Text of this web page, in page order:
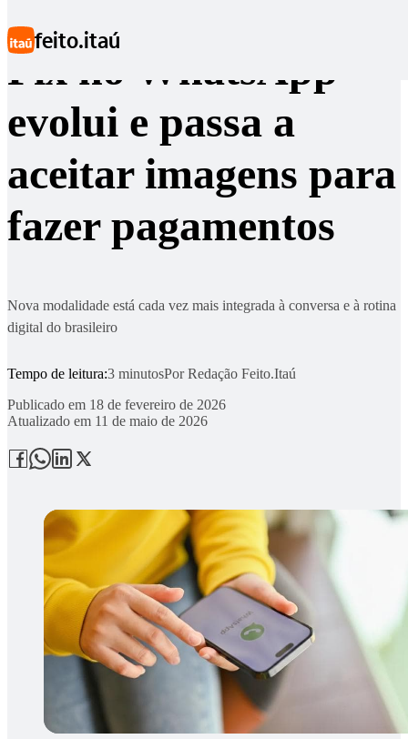
feito.itaú
Pix no WhatsApp
evolui e passa a
aceitar imagens para
fazer pagamentos
Nova modalidade está cada vez mais integrada à conversa e à rotina
digital do brasileiro
Tempo de leitura:3 minutosPorRedação Feito.Itaú
Publicado em 18 de fevereiro de 2026
Atualizado em 11 de maio de 2026